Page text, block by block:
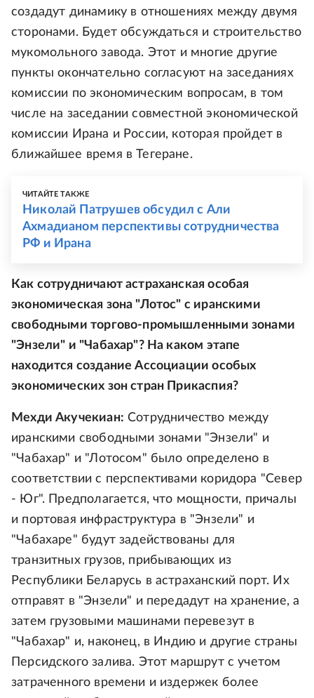
создадут динамику в отношениях между двумя
сторонами. Будет обсуждаться и строительство
мукомольного завода. Этот и многие другие
пункты окончательно согласуют на заседаниях
комиссии по экономическим вопросам, в том
числе на заседании совместной экономической
комиссии Ирана и России, которая пройдет в
ближайшее время в Тегеране.
ЧИТАЙТЕ ТАКЖЕ
Николай Патрушев обсудил с Али
Ахмадианом перспективы сотрудничества
РФ и Ирана
Как сотрудничают астраханская особая
экономическая зона "Лотос" с иранскими
свободными торгово-промышленными зонами
"Энзели" и "Чабахар"? На каком этапе
находится создание Ассоциации особых
экономических зон стран Прикаспия?
Мехди Акучекиан: Сотрудничество между
иранскими свободными зонами "Энзели" и
"Чабахар" и "Лотосом" было определено в
соответствии с перспективами коридора "Север
- Юг". Предполагается, что мощности, причалы
и портовая инфраструктура в "Энзели" и
"Чабахаре" будут задействованы для
транзитных грузов, прибывающих из
Республики Беларусь в астраханский порт. Их
отправят в "Энзели" и передадут на хранение, а
затем грузовыми машинами перевезут в
"Чабахар" и, наконец, в Индию и другие страны
Персидского залива. Этот маршрут с учетом
затраченного времени и издержек более